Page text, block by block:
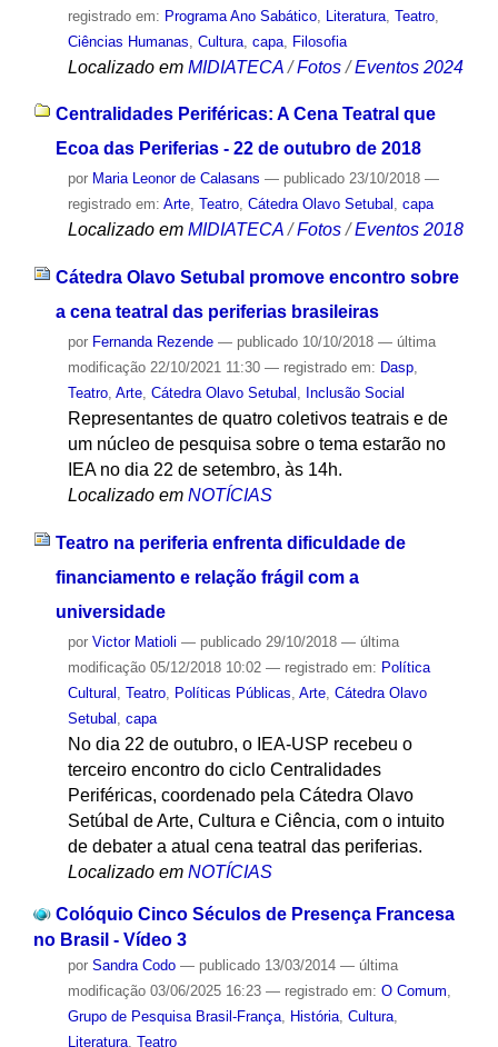
registrado em: Programa Ano Sabático, Literatura, Teatro,
Ciências Humanas Cultura, capa, Filosofia
Localizado em MIDIATECA /Fotos /Eventos 2024
Centralidades Periféricas: A Cena Teatral que
Ecoa das Periferias - 22 de outubro de 2018
por Maria Leonor de Calasans — publicado23/10/2018 —
registrado em: Arte, Teatro, Cátedra Olavo Setubal , capa
Localizado em MIDIATECA /Fotos /Eventos 2018
Cátedra Olavo Setubal promove encontro sobre
a cena teatral das periferias brasileiras
por Fernanda Rezende — publicado10/10/2018 — última
modificação22/10/2021 11:30 — registrado em: Dasp,
Teatro, Arte, Cátedra Olavo Setubal , Inclusão Social
Representantes de quatro coletivos teatrais e de
um núcleo de pesquisa sobre o tema estarão no
IEA no dia 22 de setembro, às 14h.
Localizado em NOTÍCIAS
Teatro na periferia enfrenta dificuldade de
financiamento e relação frágil com a
universidade
por Victor Matioli — publicado29/10/2018 — última
modificação05/12/2018 10:02 — registrado em: Política
Cultural Teatro, Políticas Públicas Arte, Cátedra Olavo
Setubal capa
No dia 22 de outubro, o IEA-USP recebeu o
terceiro encontro do ciclo Centralidades
Periféricas, coordenado pela Cátedra Olavo
Setúbal de Arte, Cultura e Ciência, com o intuito
de debater a atual cena teatral das periferias.
Localizado em NOTÍCIAS
Colóquio Cinco Séculos de Presença Francesa
no Brasil - Vídeo 3
por Sandra Codo — publicado13/03/2014 — última
modificação03/06/2025 16:23 — registrado em: O Comum,
Grupo de Pesquisa Brasil-França, História, Cultura,
Literatura, Teatro